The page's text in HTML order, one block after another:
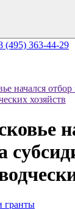
(495) 363-44-29
начался отбор
хозяйств
гранты